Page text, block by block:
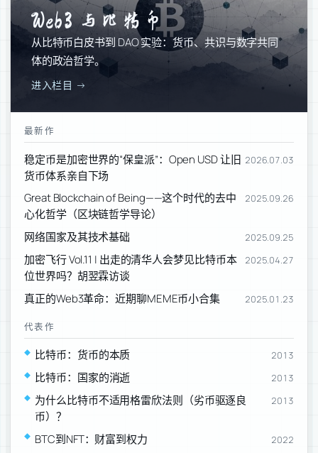
Web3 与比特币
从比特币白皮书到 DAO 实验：货币、共识与数字共同
体的政治哲学。
进入栏目 →
最新作
稳定币是加密世界的“保皇派”：Open USD 让旧
货币体系亲自下场
2026.07.03
Great Blockchain of Being——这个时代的去中
心化哲学（区块链哲学导论）
2025.09.26
网络国家及其技术基础 2025.09.25
加密飞行 Vol.11 | 出走的清华人会梦见比特币本
位世界吗？胡翌霖访谈
2025.04.27
真正的Web3革命：近期聊MEME币小合集 2025.01.23
代表作
比特币：货币的本质 2013
比特币：国家的消逝 2013
为什么比特币不适用格雷欣法则（劣币驱逐良
币）？
2013
BTC到NFT：财富到权力 2022